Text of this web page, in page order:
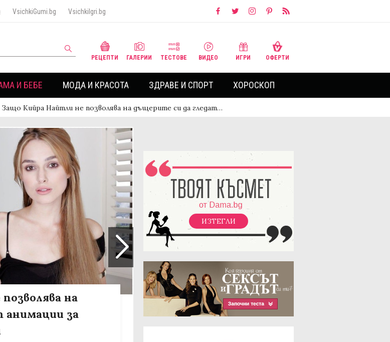
VsichkiGumi.bg VsichkiIgri.bg
РЕЦЕПТИ ГАЛЕРИИ ТЕСТОВЕ ВИДЕО ИГРИ ОФЕРТИ
И БЕБЕ МОДА И КРАСОТА ЗДРАВЕ И СПОРТ ХОРОСКОП
Защо Кийра Найтли не позволява на дъщерите си да гледат…
на
анимации за
ИЗТЕГЛИ